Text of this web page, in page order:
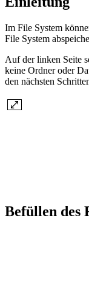
Im File System
File System
Auf der linken Seite
keine Ordner oder
den nächsten
Befüllen des